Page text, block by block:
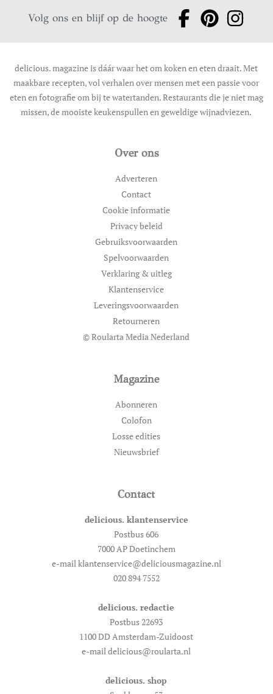
Volg ons en blijf op de hoogte
delicious. magazine is dáár waar het om koken en eten draait. Met
maakbare recepten, vol verhalen over mensen met een passie voor
eten en fotografie om bij te watertanden. Restaurants die je niet mag
missen, de mooiste keukenspullen en geweldige wijnadviezen.
Over ons
Adverteren
Contact
Cookie informatie
Privacy beleid
Gebruiksvoorwaarden
Spelvoorwaarden
Verklaring & uitleg
Klantenservice
Leveringsvoorwaarden
Retourneren
© Roularta Media Nederland
Magazine
Abonneren
Colofon
Losse edities
Nieuwsbrief
Contact
delicious. klantenservice
Postbus 606
7000 AP Doetinchem
e-mail klantenservice@deliciousmagazine.nl
020 894 7552
delicious. redactie
Postbus 22693
1100 DD Amsterdam-Zuidoost
e-mail delicious@roularta.nl
delicious. shop